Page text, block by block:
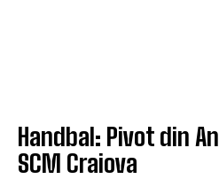
Handbal: Pivot din
SCM Craiova